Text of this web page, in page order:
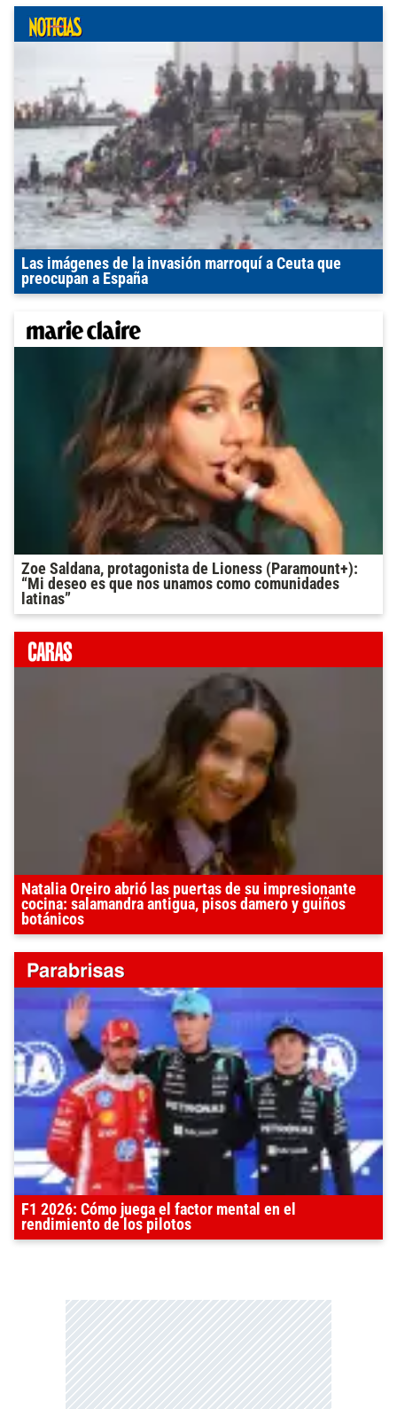
Las imágenes de la invasión marroquí a Ceuta que
preocupan a España
Zoe Saldana, protagonista de Lioness (Paramount+):
“Mi deseo es que nos unamos como comunidades
latinas”
Natalia Oreiro abrió las puertas de su impresionante
cocina: salamandra antigua, pisos damero y guiños
botánicos
F1 2026: Cómo juega el factor mental en el
rendimiento de los pilotos